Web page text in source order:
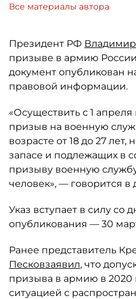
Все материалы автора
Президент РФ
призыве в армию
документ опубликован
правовой информации.
«Осуществить с 1
призыв на военную
возрасте от 18 до 27
запасе и подлежащих в
призыву военную
человек», — говорится в
Указ вступает в силу со
опубликования — 30
Ранее представитель
Песковзаявил, что
призыва в армию в 2020
ситуацией с